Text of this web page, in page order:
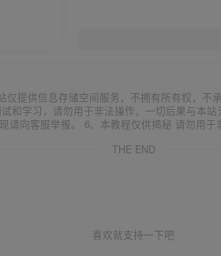
仅提供信息存储空间服务，不拥有所有权，
和学习，请勿用于非法操作，一切后果与本
请向客服举报。 6、本教程仅供揭秘 请勿用
THE END
喜欢就支持一下吧